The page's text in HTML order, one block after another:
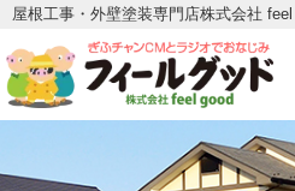
屋根工事・外壁塗装専門店株式会社